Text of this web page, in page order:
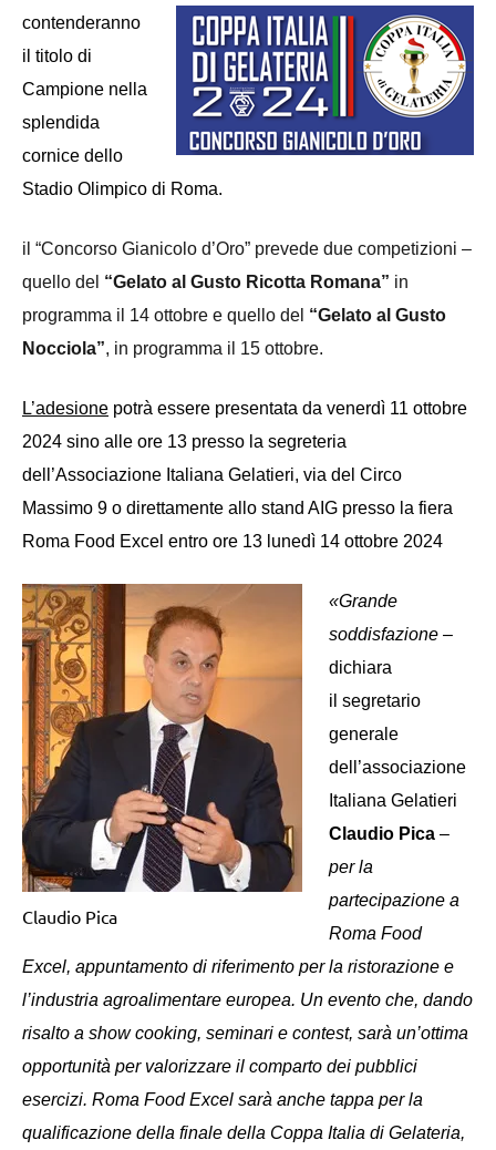
contenderanno
il titolo di
Campione nella
splendida
cornice dello
Stadio Olimpico di Roma.
il “Concorso Gianicolo d’Oro” prevede due competizioni –
quello del “Gelato al Gusto Ricotta Romana” in
programma il 14 ottobre e quello del “Gelato al Gusto
Nocciola”, in programma il 15 ottobre.
L’adesione potrà essere presentata da venerdì 11 ottobre
2024 sino alle ore 13 presso la segreteria
dell’Associazione Italiana Gelatieri, via del Circo
Massimo 9 o direttamente allo stand AIG presso la fiera
Roma Food Excel entro ore 13 lunedì 14 ottobre 2024
Claudio Pica
«Grande
soddisfazione –
dichiara
il segretario
generale
dell’associazione
Italiana Gelatieri
Claudio Pica –
per la
partecipazione a
Roma Food
Excel, appuntamento di riferimento per la ristorazione e
l’industria agroalimentare europea. Un evento che, dando
risalto a show cooking, seminari e contest, sarà un’ottima
opportunità per valorizzare il comparto dei pubblici
esercizi. Roma Food Excel sarà anche tappa per la
qualificazione della finale della Coppa Italia di Gelateria,